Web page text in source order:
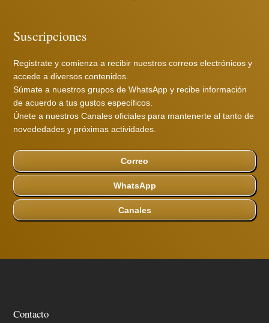
Suscripciones
Registrate y comienza a recibir nuestros correos electrónicos y
accede a diversos contenidos.
Súmate a nuestros grupos de WhatsApp y recibe información
de acuerdo a tus gustos específicos.
Únete a nuestros Canales oficiales para mantenerte al tanto de
novededades y próximas actividades.
Correo
WhatsApp
Canales
Contacto